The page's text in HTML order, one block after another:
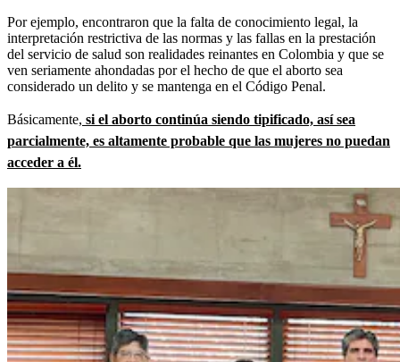
Por ejemplo, encontraron que la falta de conocimiento legal, la
interpretación restrictiva de las normas y las fallas en la prestación
del servicio de salud son realidades reinantes en Colombia y que se
ven seriamente ahondadas por el hecho de que el aborto sea
considerado un delito y se mantenga en el Código Penal.
Básicamente, si el aborto continúa siendo tipificado, así sea
parcialmente, es altamente probable que las mujeres no puedan
acceder a él.